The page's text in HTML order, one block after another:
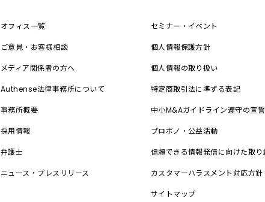
オフィス一覧
ご意見・お客様相談
メディア関係者の方へ
Authense法律事務所について
事務所概要
採用情報
弁護士
ニュース・プレスリリース
セミナー・イベント
個人情報保護方針
個人情報の取り扱い
特定商取引法に準ずる表記
中小M&Aガイドライン遵守の宣誓
プロボノ・公益活動
信頼できる情報発信に向けた取り
カスタマーハラスメント対応方針
サイトマップ